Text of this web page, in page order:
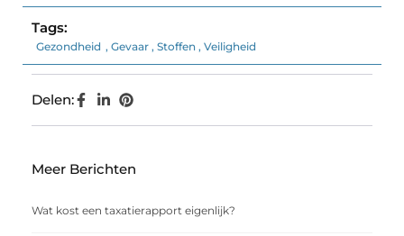
Tags:
Gezondheid , Gevaar , Stoffen , Veiligheid
Delen:
Meer Berichten
Wat kost een taxatierapport eigenlijk?